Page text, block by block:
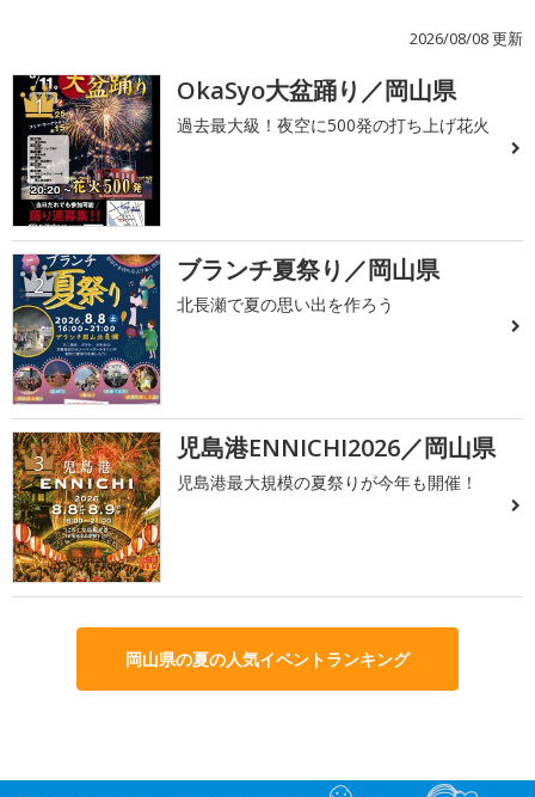
2026/08/08 更新
1 OkaSyo大盆踊り／岡山県
過去最大級！夜空に500発の打ち上げ花火
2 ブランチ夏祭り／岡山県
北長瀬で夏の思い出を作ろう
3 児島港ENNICHI2026／岡山県
児島港最大規模の夏祭りが今年も開催！
岡山県の夏の人気イベントランキング